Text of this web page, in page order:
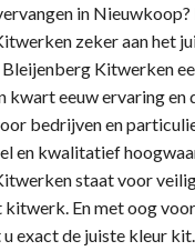
in Nieuwkoop?
zeker aan het
Bleijenberg Kitwerken
kwart eeuw ervaring en
bedrijven en
en kwalitatief
staat voor
En met oog
exact de juiste kleur kit.